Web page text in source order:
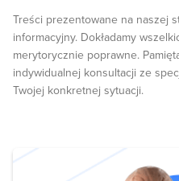
Treści prezentowane na naszej
informacyjny. Dokładamy
merytorycznie poprawne.
indywidualnej konsultacji ze
Twojej konkretnej sytuacji.